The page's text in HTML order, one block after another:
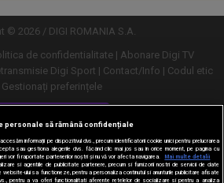
© 2026 / DIGI ROMANIA S.A.
de confidentialitate
Abonare Digi TV
Digi Sport Contact/Info
Codul etic
Gestionați preferințele
Versiune desktop
personale să rămână confidențiale
informații pe dispozitivul dvs., precum identificatorii cookie unici pentru prelucrarea
sau gestiona alegerile dvs. făcând clic mai jos sau în orice moment, pe pagina cu
vor fi raportate partenerilor noștri și nu vă vor afecta navigarea.
Mai multe detalii
si agentiile de publicitate partenere, precum si furnizorii nostri de servicii de date
website-ului sa functioneze, pentru a personaliza continutul si anunturile publicitare afisate
pentru a va oferi functionalitati aferente retelelor de socializare si pentru a analiza